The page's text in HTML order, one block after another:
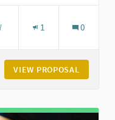
1 0
VIEW PROPOSAL